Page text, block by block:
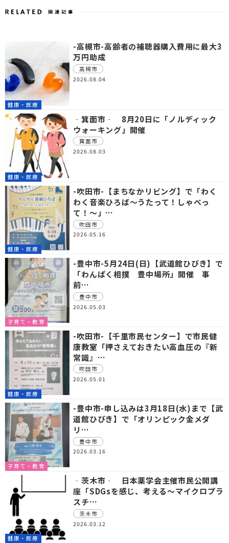
健康・医療
-高槻市-高齢者の補聴器購入費用に最大3
万円助成
高槻市
2026.08.04
健康・医療
‐箕面市‐ 8月20日に「ノルディック
ウォーキング」開催
箕面市
2026.08.03
健康・医療
-吹田市-【まちなかリビング】で「わく
わく音楽ひろば～うたって！しゃべっ
て！～」…
吹田市
2026.05.16
子育て・教育
-豊中市-5月24日(日)【武道館ひびき】で
「わんぱく相撲 豊中場所」開催 事
前…
豊中市
2026.05.03
健康・医療
-吹田市-【千里市民センター】で市民健
康教室「押さえておきたい高血圧の『新
常識』…
吹田市
2026.05.01
子育て・教育
-豊中市-申し込みは3月18日(水)まで【武
道館ひびき】で「オリンピック金メダ
リ…
豊中市
2026.03.16
健康・医療
‐茨木市‐ 日本薬学会主催市民公開講
座「SDGsを感じ、考える～マイクロプラ
スチ…
茨木市
2026.03.12